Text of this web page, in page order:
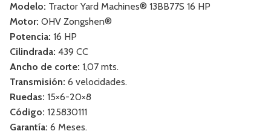
Modelo: Tractor Yard Machines® 13BB77S 16 HP
Motor: OHV Zongshen®
Potencia: 16 HP
Cilindrada: 439 CC
Ancho de corte: 1,07 mts.
Transmisión: 6 velocidades.
Ruedas: 15×6-20×8
Código: 125830111
Garantía: 6 Meses.